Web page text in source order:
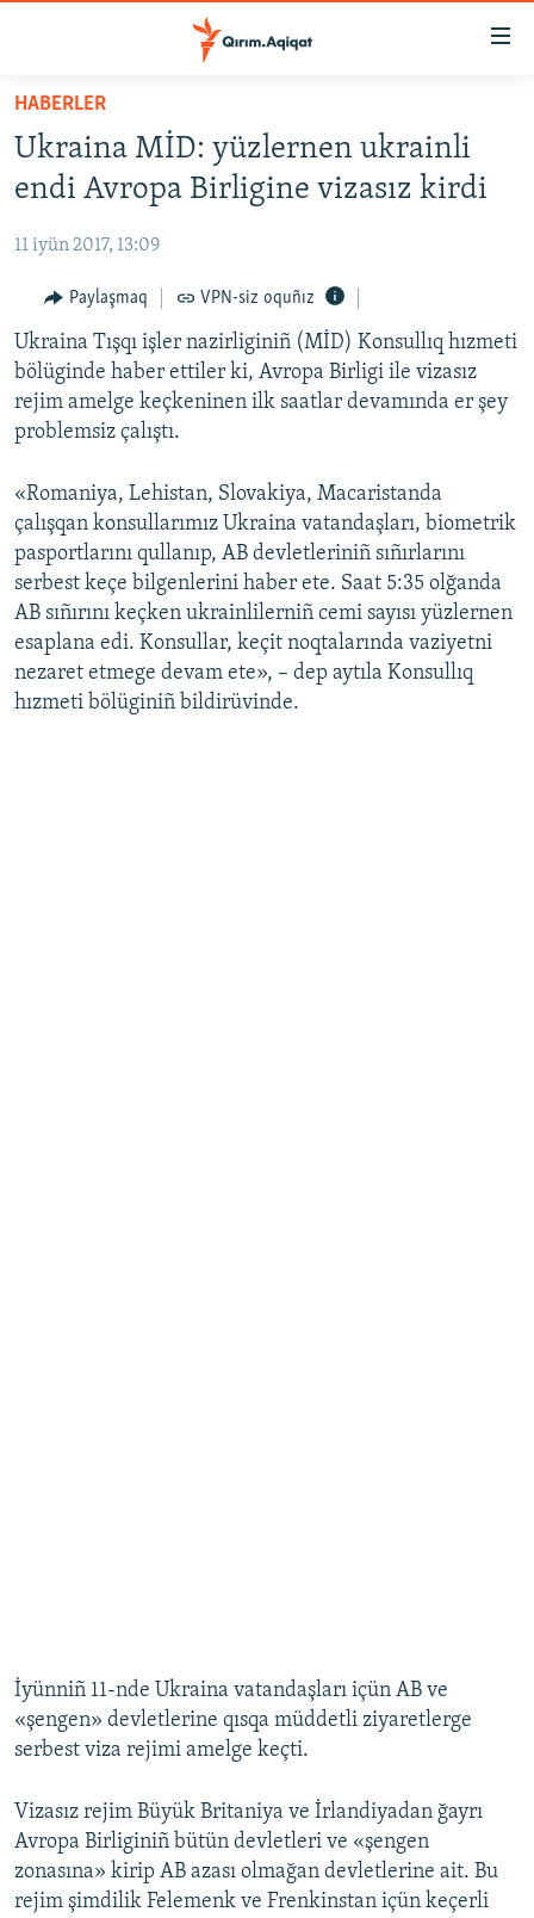
Esas
qaytmaq
Baş
qaytmaq
qaytmaq
HABERLER
SİYASET
CEMİYET
MEDENİYET
İNSAN AQLARI
VİDEO
SÜRET
FİKİR
Русский
Українською
QOŞULIÑIZ!
HABERLER
Ukraina MİD: yüzlernen ukrainli
endi Avropa Birligine vizasız kirdi
11 iyün 2017, 13:09
Paylaşmaq VPN-siz oquñız
Ukraina Tışqı işler nazirliginiñ (MİD) Konsullıq hızmeti
bölüginde haber ettiler ki, Avropa Birligi ile vizasız
rejim amelge keçkeninen ilk saatlar devamında er şey
problemsiz çalıştı.
«Romaniya, Lehistan, Slovakiya, Macaristanda
çalışqan konsullarımız Ukraina vatandaşları, biometrik
pasportlarını qullanıp, AB devletleriniñ sıñırlarını
serbest keçe bilgenlerini haber ete. Saat 5:35 olğanda
AB sıñırını keçken ukrainlilerniñ cemi sayısı yüzlernen
esaplana edi. Konsullar, keçit noqtalarında vaziyetni
nezaret etmege devam ete», – dep aytıla Konsullıq
hızmeti bölüginiñ bildirüvinde.
İyünniñ 11-nde Ukraina vatandaşları içün AB ve
«şengen» devletlerine qısqa müddetli ziyaretlerge
serbest viza rejimi amelge keçti.
Vizasız rejim Büyük Britaniya ve İrlandiyadan ğayrı
Avropa Birliginiñ bütün devletleri ve «şengen
zonasına» kirip AB azası olmağan devletlerine ait. Bu
rejim şimdilik Felemenk ve Frenkinstan içün keçerli